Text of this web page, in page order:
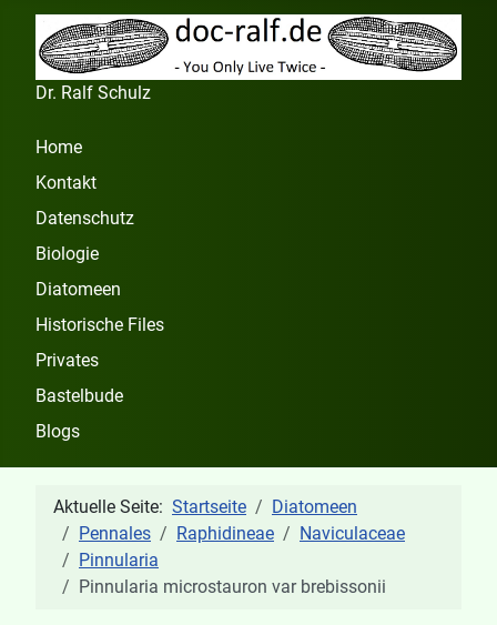
Dr. Ralf Schulz
Home
Kontakt
Datenschutz
Biologie
Diatomeen
Historische Files
Privates
Bastelbude
Blogs
Aktuelle Seite: Startseite
Diatomeen
Pennales
Raphidineae
Naviculaceae
Pinnularia
Pinnularia microstauron var brebissonii